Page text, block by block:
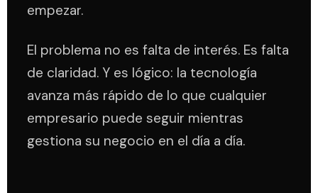
empezar.
El problema no es falta de interés. Es falta
de claridad. Y es lógico: la tecnología
avanza más rápido de lo que cualquier
empresario puede seguir mientras
gestiona su negocio en el día a día.